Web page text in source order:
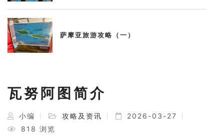
萨摩亚旅游攻略（一）
瓦努阿图简介
小编 攻略及资讯
2026-03-27
818 浏览